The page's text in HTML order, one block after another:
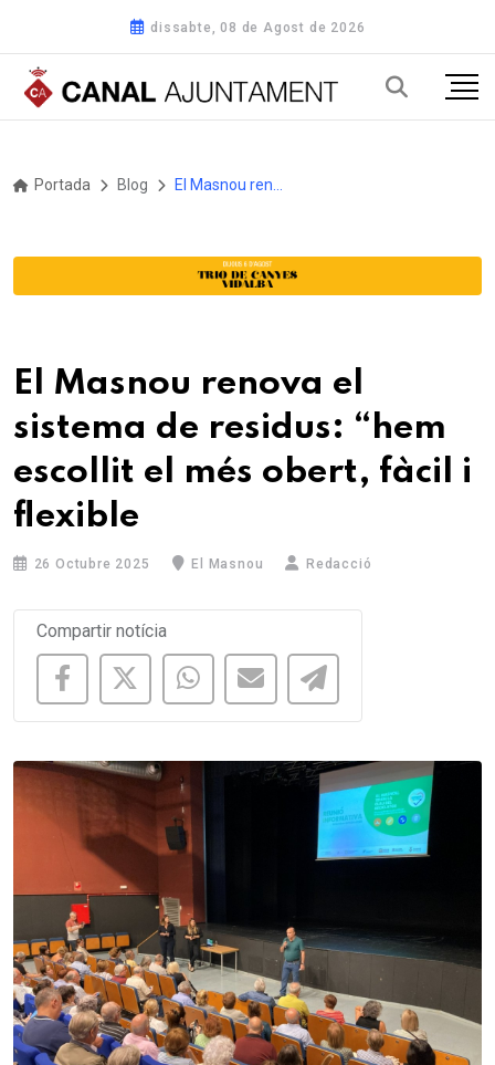
dissabte, 08 de Agost de 2026
Portada Blog
El Masnou renova el
sistema de residus: “hem
escollit el més obert, fàcil i
flexible
26 Octubre 2025 El Masnou Redacció
Compartir notícia